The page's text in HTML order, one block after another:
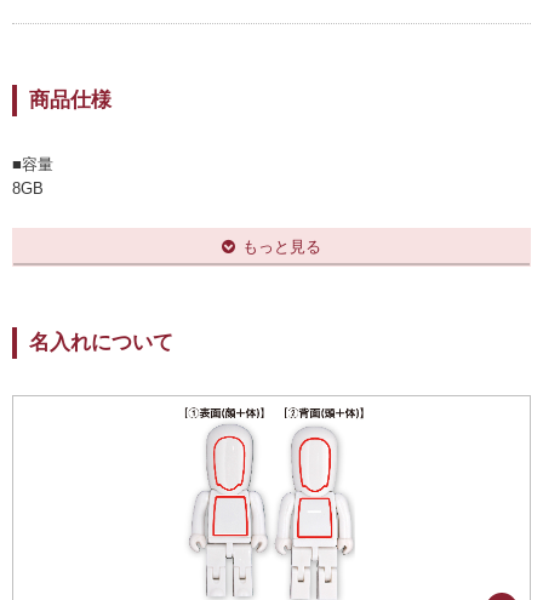
商品仕様
■容量
8GB
■材質
2.0
もっと見る
名入れについて